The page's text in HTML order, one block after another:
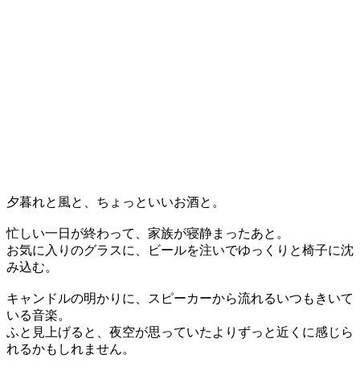
夕暮れと風と、ちょっといいお酒と。
忙しい一日が終わって、家族が寝静まったあと。
お気に入りのグラスに、ビールを注いでゆっくりと椅子に沈
み込む。
キャンドルの明かりに、スピーカーから流れるいつもきいて
いる音楽。
ふと見上げると、夜空が思っていたよりずっと近くに感じら
れるかもしれません。